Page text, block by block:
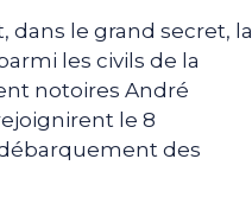
dans le grand secret, la
les civils de la
notoires André
le 8
des